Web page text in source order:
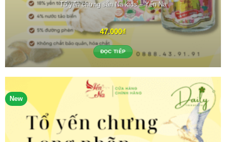
Tổ yến chưng sẵn Na kids – Yến Na
47.000₫
ĐỌC TIẾP
New